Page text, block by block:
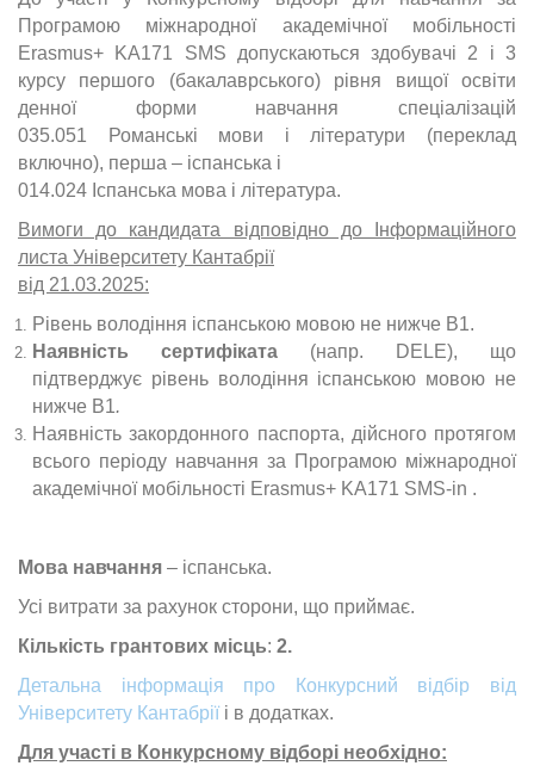
Програмою міжнародної академічної мобільності
Erasmus+ KA171 SMS допускаються здобувачі 2 і 3
курсу першого (бакалаврського) рівня вищої освіти
денної форми навчання спеціалізацій
035.051 Романські мови і літератури (переклад
включно), перша – іспанська і
014.024 Іспанська мова і література.
Вимоги до кандидата відповідно до Інформаційного
листа Університету Кантабрії
від 21.03.2025:
Рівень володіння іспанською мовою не нижче В1.
Наявність сертифіката (напр. DELE), що
підтверджує рівень володіння іспанською мовою не
нижче В1.
Наявність закордонного паспорта, дійсного протягом
всього періоду навчання за Програмою міжнародної
академічної мобільності Erasmus+ KA171 SMS-in .
Мова навчання – іспанська.
Усі витрати за рахунок сторони, що приймає.
Кількість грантових місць: 2.
Детальна інформація про Конкурсний відбір від
Університету Кантабріїі в додатках.
Для участі в Конкурсному відборі необхідно: